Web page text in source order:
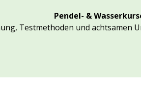
Pendel- &
Testmethoden und achtsamen